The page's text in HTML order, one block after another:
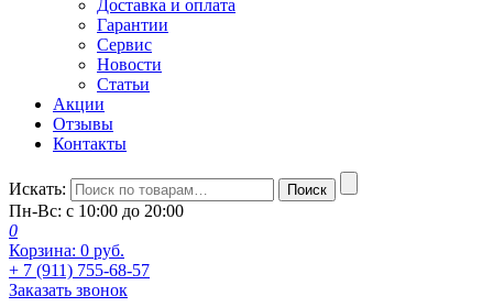
Доставка и оплата
Гарантии
Сервис
Новости
Статьи
Акции
Отзывы
Контакты
Искать: Поиск
Пн-Вс: с 10:00 до 20:00
0
Корзина: 0 руб.
+ 7 (911) 755-68-57
Заказать звонок